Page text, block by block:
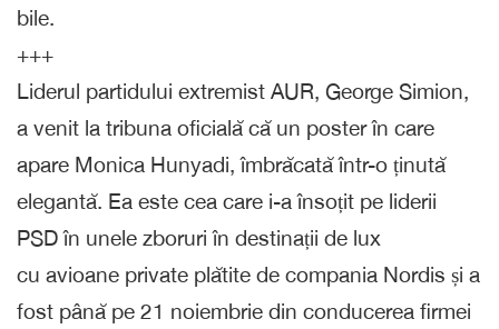
bile.
+++
Liderul partidului extremist AUR, George Simion,
a venit la tribuna oficială că un poster în care
apare Monica Hunyadi, îmbrăcată într-o ținută
elegantă. Ea este cea care i-a însoțit pe liderii
PSD în unele zboruri în destinații de lux
cu avioane private plătite de compania Nordis și a
fost până pe 21 noiembrie din conducerea firmei